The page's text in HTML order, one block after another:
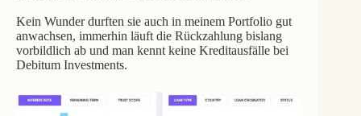
Kein Wunder durften sie auch in meinem Portfolio gut
anwachsen, immerhin läuft die Rückzahlung bislang
vorbildlich ab und man kennt keine Kreditausfälle bei
Debitum Investments.